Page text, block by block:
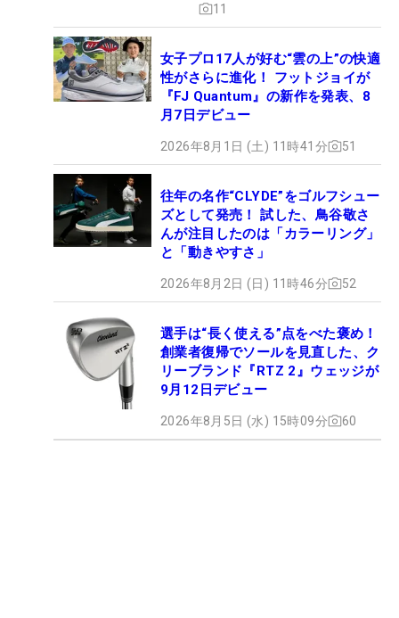
11
女子プロ17人が好む“雲の上”の快適
性がさらに進化！ フットジョイが
『FJ Quantum』の新作を発表、8
月7日デビュー
2026年8月1日 (土) 11時41分 51
往年の名作“CLYDE”をゴルフシュー
ズとして発売！ 試した、鳥谷敬さ
んが注目したのは「カラーリング」
と「動きやすさ」
2026年8月2日 (日) 11時46分 52
選手は“長く使える”点をべた褒め！
創業者復帰でソールを見直した、ク
リーブランド『RTZ 2』ウェッジが
9月12日デビュー
2026年8月5日 (水) 15時09分 60